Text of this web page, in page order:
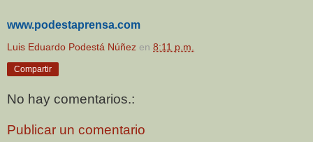
www.podestaprensa.com
Luis Eduardo Podestá Núñez en 8:11 p.m.
Compartir
No hay comentarios.:
Publicar un comentario